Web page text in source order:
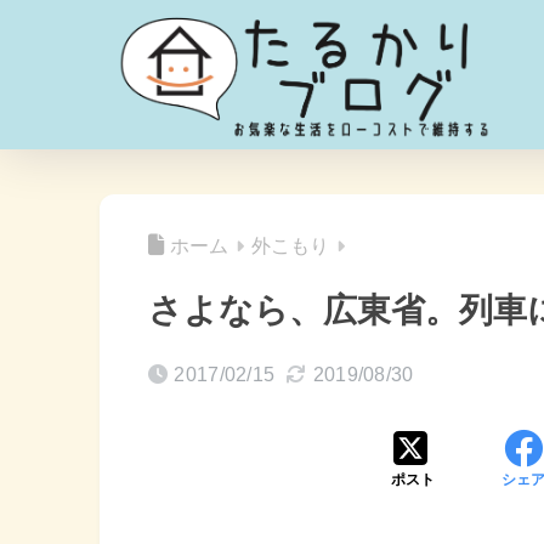
ホーム 外こもり
さよなら、広東省。列
2017/02/15 2019/08/30
ポスト シェ